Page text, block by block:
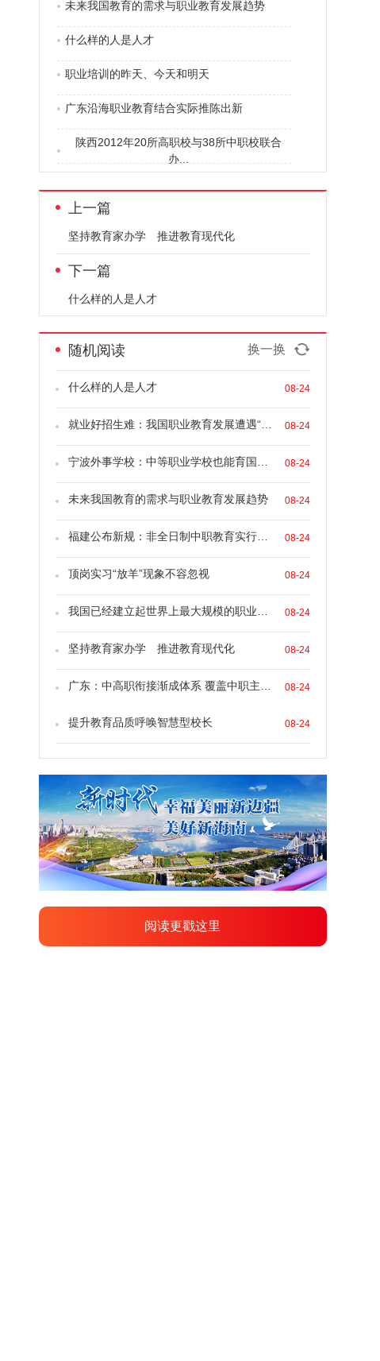
未来我国教育的需求与职业教育发展趋势
什么样的人是人才
职业培训的昨天、今天和明天
广东沿海职业教育结合实际推陈出新
陕西2012年20所高职校与38所中职校联合
办...
上一篇
坚持教育家办学 推进教育现代化
下一篇
什么样的人是人才
随机阅读 换一换
什么样的人是人才 08-24
就业好招生难：我国职业教育发展遭遇“瓶颈” 08-24
宁波外事学校：中等职业学校也能育国际化人才 08-24
未来我国教育的需求与职业教育发展趋势 08-24
福建公布新规：非全日制中职教育实行弹性学习 08-24
顶岗实习“放羊”现象不容忽视 08-24
我国已经建立起世界上最大规模的职业教育体系 08-24
坚持教育家办学 推进教育现代化 08-24
广东：中高职衔接渐成体系 覆盖中职主要专业 08-24
提升教育品质呼唤智慧型校长 08-24
阅读更戳这里